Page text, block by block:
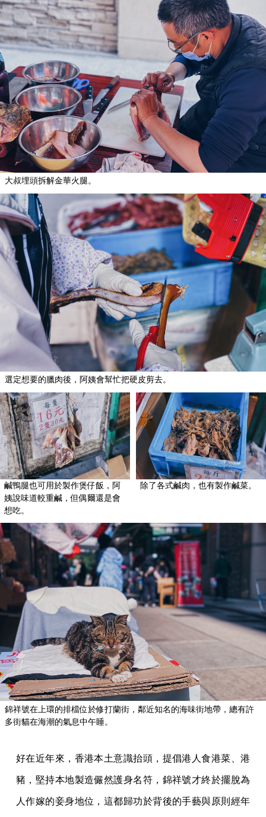
大叔埋頭拆解金華火腿。
選定想要的臘肉後，阿姨會幫忙把硬皮剪去。
鹹鴨腿也可用於製作煲仔飯，阿
姨說味道較重鹹，但偶爾還是會
想吃。
除了各式鹹肉，也有製作鹹菜。
錦祥號在上環的排檔位於修打蘭街，鄰近知名的海味街地帶，總有許
多街貓在海潮的氣息中午睡。
好在近年來，香港本土意識抬頭，提倡港人食港菜、港
豬，堅持本地製造儼然護身名符，錦祥號才終於擺脫為
人作嫁的妾身地位，這都歸功於背後的手藝與原則經年